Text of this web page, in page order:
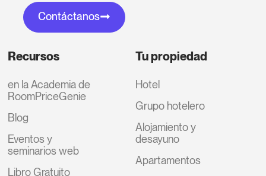
Contáctanos
Recursos
en la Academia de
RoomPriceGenie
Blog
Eventos y
seminarios web
Libro Gratuito
Tu propiedad
Hotel
Grupo hotelero
Alojamiento y
desayuno
Apartamentos